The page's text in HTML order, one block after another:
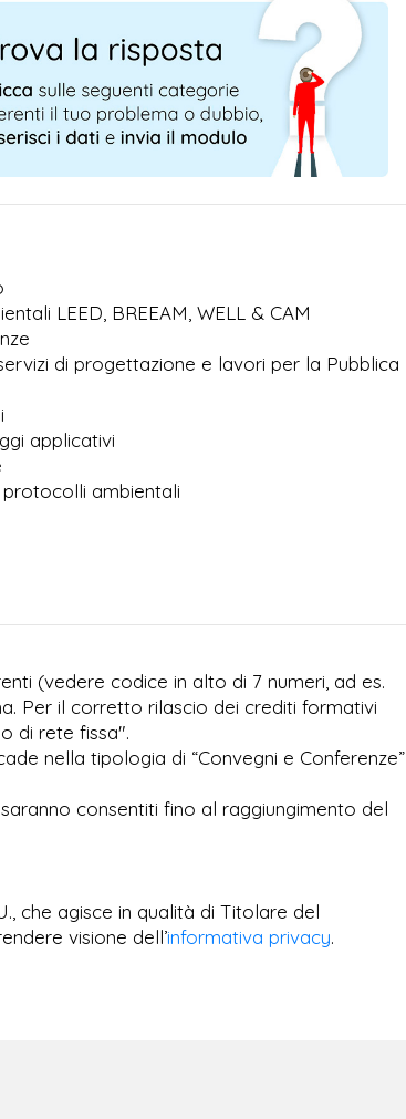
LEED, BREEAM, WELL & CAM
di progettazione e lavori per la Pubblica
applicativi
ambientali
(vedere codice in alto di 7 numeri, ad es.
Per il corretto rilascio dei crediti formativi
di rete fissa".
nella tipologia di “Convegni e Conferenze”
consentiti fino al raggiungimento del
che agisce in qualità di Titolare del
visione dell’informativa privacy.